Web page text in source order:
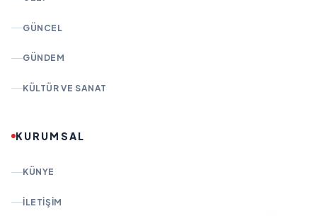
GÜNCEL
GÜNDEM
KÜLTÜR VE SANAT
KURUMSAL
KÜNYE
İLETIŞIM